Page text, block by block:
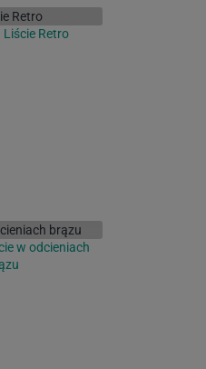
Retro
w odcieniach